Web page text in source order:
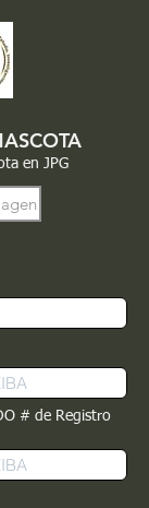
en JPG
# de Registro